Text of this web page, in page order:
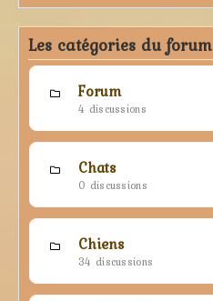
Les catégories du forum
Forum
4 discussions
Chats
0 discussions
Chiens
34 discussions